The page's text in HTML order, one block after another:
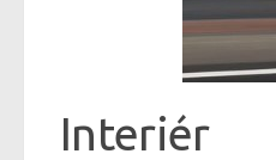
Interiér